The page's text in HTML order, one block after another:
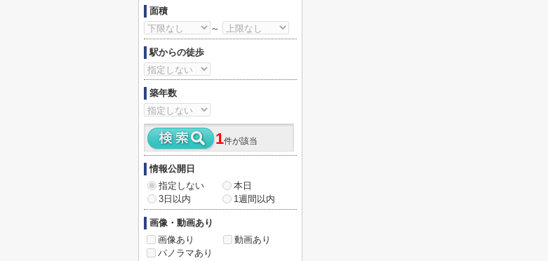
面積
～
駅からの徒歩
築年数
1件が該当
情報公開日
指定しない
本日
3日以内
1週間以内
画像・動画あり
画像あり
動画あり
パノラマあり